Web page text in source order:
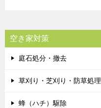
空き家対策
庭石処分・撤去
草刈り・芝刈り・防草処理
蜂（ハチ）駆除